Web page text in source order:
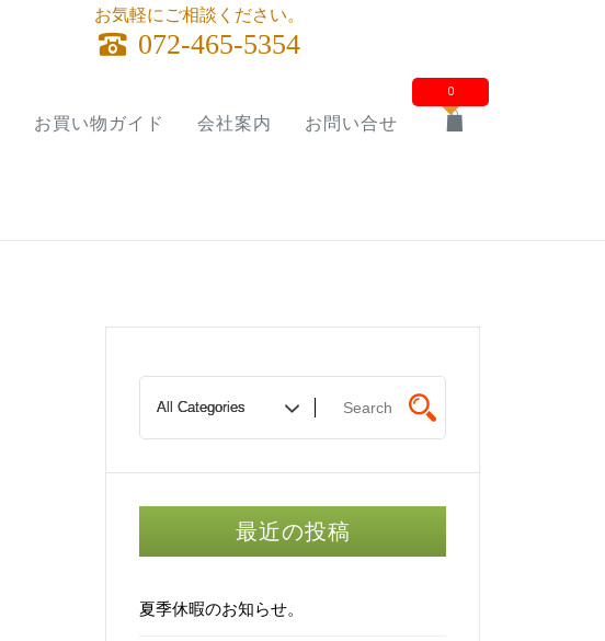
お気軽にご相談ください。
072-465-5354
お買い物ガイド 会社案内 お問い合せ
0
最近の投稿
夏季休暇のお知らせ。